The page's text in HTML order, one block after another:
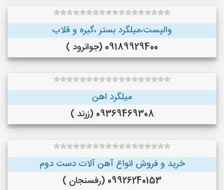
والپست،میلگرد بستر ،گیره و قلاب
09189929400 (جوانرود )
میلگرد اهن
09369469308 (زرند )
خرید و فروش انواع آهن آلات دست دوم
09926240153 (رفسنجان )